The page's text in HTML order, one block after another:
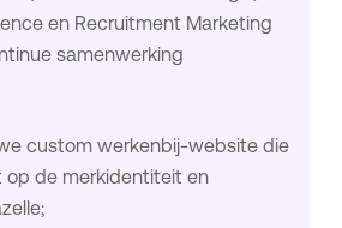
en Recruitment Marketing
samenwerking
custom werkenbij-website die
op de merkidentiteit en